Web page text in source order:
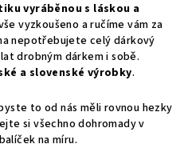
vyráběnou s láskou a
vyzkoušeno a ručíme vám za
nepotřebujete celý dárkový
drobným dárkem i sobě.
a slovenské výrobky.
to od nás měli rovnou hezky
si všechno dohromady v
na míru.